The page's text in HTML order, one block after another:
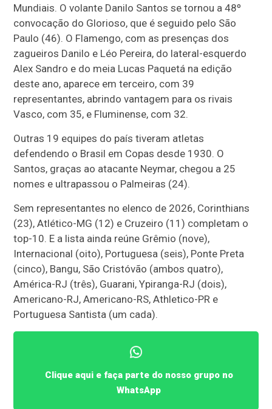
Mundiais. O volante Danilo Santos se tornou a 48º
convocação do Glorioso, que é seguido pelo São
Paulo (46). O Flamengo, com as presenças dos
zagueiros Danilo e Léo Pereira, do lateral-esquerdo
Alex Sandro e do meia Lucas Paquetá na edição
deste ano, aparece em terceiro, com 39
representantes, abrindo vantagem para os rivais
Vasco, com 35, e Fluminense, com 32.
Outras 19 equipes do país tiveram atletas
defendendo o Brasil em Copas desde 1930. O
Santos, graças ao atacante Neymar, chegou a 25
nomes e ultrapassou o Palmeiras (24).
Sem representantes no elenco de 2026, Corinthians
(23), Atlético-MG (12) e Cruzeiro (11) completam o
top-10. E a lista ainda reúne Grêmio (nove),
Internacional (oito), Portuguesa (seis), Ponte Preta
(cinco), Bangu, São Cristóvão (ambos quatro),
América-RJ (três), Guarani, Ypiranga-RJ (dois),
Americano-RJ, Americano-RS, Athletico-PR e
Portuguesa Santista (um cada).
Clique aqui e faça parte do nosso grupo no
WhatsApp